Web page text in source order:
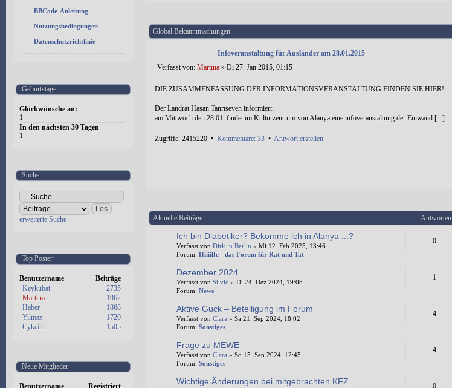
BBCode-Anleitung
Nutzungsbedingungen
Datenschutzrichtlinie
Geburtstage
Glückwünsche an:
1
In den nächsten 30 Tagen
1
Suche
erweiterte Suche
Top Poster
Benutzername
Beiträge
Keykubat
2735
Martina
1962
Haber
1868
Yilmaz
1720
Cykcilli
1505
Neue Mitglieder
Benutzername
Registriert
Global Bekanntmachungen
Infoveranstaltung für Ausländer am 28.01.2015
Verfasst von: Martina » Di 27. Jan 2015, 01:15
DIE ZUSAMMENFASSUNG DER INFORMATIONSVERANSTALTUNG FINDEN SIE HIER!
Der Landrat Hasan Tanrıseven informiert:
am Mittwoch den 28.01. findet im Kulturzentrum von Alanya eine infoveranstaltung der Einwand [...]
Zugriffe: 2415220 • Kommentare: 33 • Antwort erstellen
Aktuelle Beiträge Antworten
Ich bin Diabetiker? Bekomme ich in Alanya ...?
Verfasst von Dirk in Berlin » Mi 12. Feb 2025, 13:46
Forum: Hiiiilfe - das Forum für Rat und Tat
0
Dezember 2024
Verfasst von Silvio » Di 24. Dez 2024, 19:08
Forum: News
1
Aktive Guck – Beteiligung im Forum
Verfasst von Clara » Sa 21. Sep 2024, 18:02
Forum: Sonstiges
4
Frage zu MEWE
Verfasst von Clara » So 15. Sep 2024, 12:45
Forum: Sonstiges
4
Wichtige Änderungen bei mitgebrachten KFZ 0